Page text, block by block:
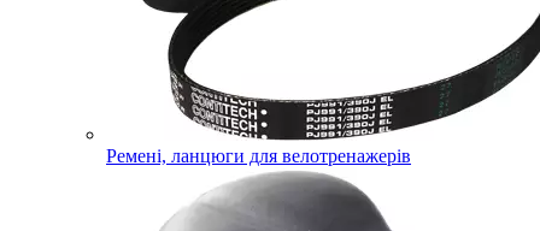
Ремені, ланцюги для велотренажерів